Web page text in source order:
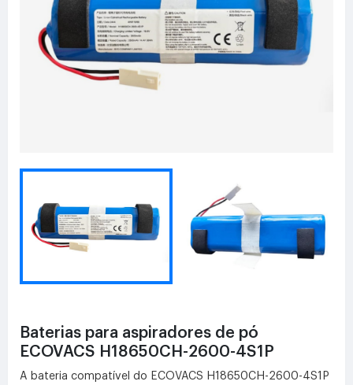
Baterias para aspiradores de pó
ECOVACS H18650CH-2600-4S1P
A bateria compatível do ECOVACS H18650CH-2600-4S1P